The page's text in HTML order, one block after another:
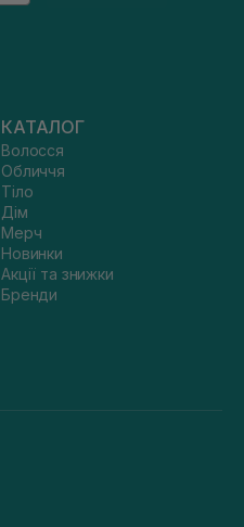
КАТАЛОГ
Волосся
Обличчя
Тіло
Дім
Мерч
Новинки
Акції та знижки
Бренди